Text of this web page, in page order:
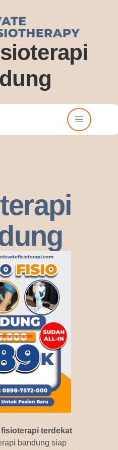
fisioterapi terdekat
bandung siap